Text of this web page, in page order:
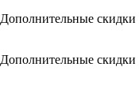
Дополнительные скидки
Дополнительные скидки